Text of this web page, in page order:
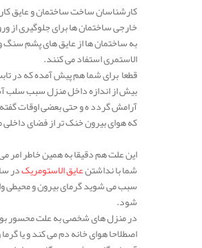
کارشناسان ساخت ساختمان و عایق
خارجی ساختمان ها برای جلوگیری از
به ساختمان ها از عایق های پشم سنگ
الاستمری استفاد می کنند.
قطعا برای شما هم پیش آمده که در
بیش از اندازه داخل منزل سبب سلب
آرامش گردد ه و حتی بعضی اوقات
که هوای بیرون خنک تر از فضای
این علت هم دقیقا به همین خاطر امر
شما با نداشتنعایق الاستومریکدر
سبب می شوید گرمای بیرون و محیطی
شود.
در منزل های شخصی به علت محسور
اصطلاحا هوای خانه دم می کند و یا